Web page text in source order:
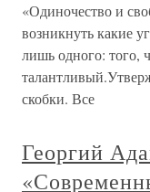
«Одиночество и
возникнуть какие
лишь одного: того,
скобки. Все
Георгий